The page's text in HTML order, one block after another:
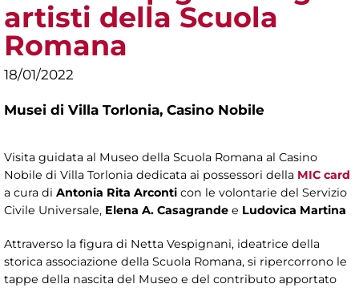
artisti della Scuola
Romana
18/01/2022
Musei di Villa Torlonia, Casino Nobile
Visita guidata al Museo della Scuola Romana al Casino
Nobile di Villa Torlonia dedicata ai possessori della MIC card
a cura di Antonia Rita Arconti con le volontarie del Servizio
Civile Universale, Elena A. Casagrande e Ludovica Martina
Attraverso la figura di Netta Vespignani, ideatrice della
storica associazione della Scuola Romana, si ripercorrono le
tappe della nascita del Museo e del contributo apportato